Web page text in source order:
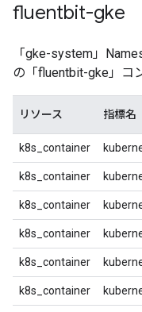
fluentbit-gke
「gke-system」
の「fluentbit-gke」コ
リソース 指標名
k8s_container
k8s_container
k8s_container
k8s_container
k8s_container
k8s_container